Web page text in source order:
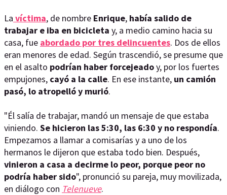
La víctima, de nombre Enrique, había salido de
trabajar e iba en bicicleta y, a medio camino hacia su
casa, fue abordado por tres delincuentes. Dos de ellos
eran menores de edad. Según trascendió, se presume que
en el asalto podrían haber forcejeadoy, por los fuertes
empujones, cayó a la calle. En ese instante, un camión
pasó, lo atropelló y murió.
"Él salía de trabajar, mandó un mensaje de que estaba
viniendo. Se hicieron las 5:30, las 6:30 y no respondía.
Empezamos a llamar a comisarías y a uno de los
hermanos le dijeron que estaba todo bien. Después,
vinieron a casa a decirme lo peor, porque peor no
podría haber sido", pronunció su pareja, muy movilizada,
en diálogo con Telenueve.